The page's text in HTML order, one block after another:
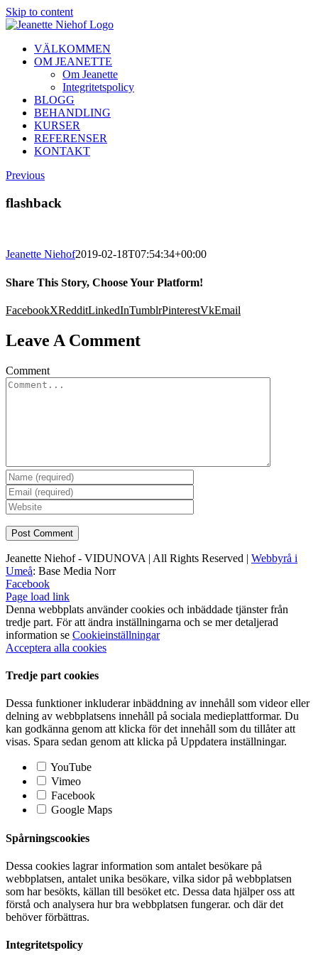
Skip to content
VÄLKOMMEN
OM JEANETTE
Om Jeanette
Integritetspolicy
BLOGG
BEHANDLING
KURSER
REFERENSER
KONTAKT
Previous
flashback
Jeanette Niehof2019-02-18T07:54:34+00:00
Share This Story, Choose Your Platform!
FacebookXRedditLinkedInTumblrPinterestVkEmail
Leave A Comment
Comment
Jeanette Niehof - VIDUNOVA | All Rights Reserved | Webbyrå i
Umeå: Base Media Norr
Facebook
Page load link
Denna webbplats använder cookies och inbäddade tjänster från
tredje part. För att ändra inställningarna och se mer detaljerad
information se Cookieinställningar
Acceptera alla cookies
Tredje part cookies
Dessa funktioner inkluderar inbäddning av innehåll som videor eller
delning av webbplatsens innehåll på sociala medieplattformar. Du
kan godkänna genom att klicka för det innehåll som du tillåter att
visas. Spara sedan genom att klicka på Uppdatera inställningar.
YouTube
Vimeo
Facebook
Google Maps
Spårningscookies
Dessa cookies lagrar information som antalet besökare på
webbplatsen, antalet unika besökare, vilka sidor på webbplatsen
som har besökts, källan till besöket etc. Dessa data hjälper oss att
förstå och analysera hur bra webbplatsen fungerar. och där det
behöver förbättras.
Integritetspolicy